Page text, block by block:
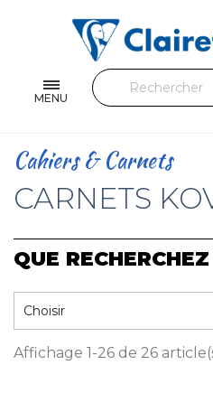
MENU
Feuilles & Copies
Beaux-arts & Dessin
Loisirs créatifs
Cuir & trousses
RETROUVEZ NOS
Cahiers & Carnets
CARNETS
QUE
Choisir
Affichage 1-26 de 26